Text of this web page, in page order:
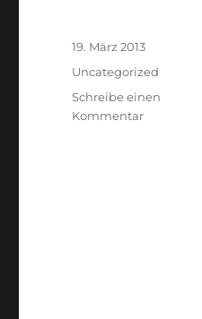
Veröffentlicht
19. März 2013
Kategorien
Uncategorized
Schreibe einen
Kommentarzu